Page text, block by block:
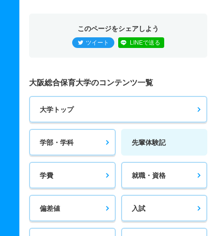
このページをシェアしよう
ツイート LINEで送る
大阪総合保育大学のコンテンツ一覧
大学トップ
学部・学科 先輩体験記
学費 就職・資格
偏差値 入試